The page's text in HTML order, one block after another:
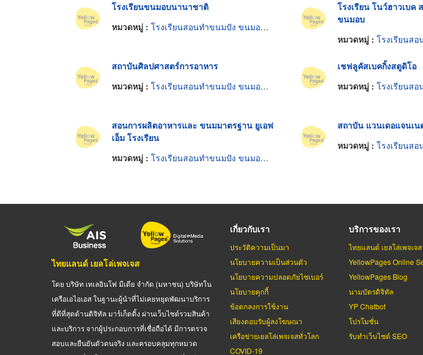
โรงเรียนขนมอบนานาชาติ
หมวดหมู่ : โรงเรียนสอนทำขนมปัง ขนมอบและเค้ก
โรงเรียน โนว์ฮาวเบค
ขนมอบ
หมวดหมู่ : โรงเรียนสอนท
สถาบันศิลปศาสตร์การอาหาร
หมวดหมู่ : โรงเรียนสอนทำขนมปัง ขนมอบและเค้ก
เชฟลูคัสเบคกิ้งสตูดิโอ
หมวดหมู่ : โรงเรียนสอนท
สอนการผลิตอาหารและ ขนมมาตรฐาน ยูเอฟ
เอ็ม โรงเรียน
หมวดหมู่ : โรงเรียนสอนทำขนมปัง ขนมอบและเค้ก
สถาบัน แวนเดอแจนเน
หมวดหมู่ : โรงเรียนสอนท
ไทยแลนด์ เยลโล่เพจเจส
โดย บริษัท เทเลอินโฟ มีเดีย จำกัด (มหาชน) บริษัทใน
เครือเอไอเอส ในฐานะผู้นำที่ไม่เคยหยุดพัฒนาบริการ
ที่ดีที่สุดด้านดิจิทัล มาร์เก็ตติ้ง ผ่านเว็บไซต์รวมสินค้า
และบริการ จากผู้ประกอบการที่เชื่อถือได้ มีการตรวจ
สอบและยืนยันตัวตนจริง และครอบคลุมทุกหมวด
เกี่ยวกับเรา
ประวัติความเป็นมา
นโยบายความเป็นส่วนตัว
นโยบายความปลอดภัยไซเบอร์
นโยบายคุกกี้
ข้อตกลงการใช้งาน
เสียงตอบรับผู้ลงโฆษณา
เครือข่ายเยลโล่เพจเจสทั่วโลก
COVID-19
บริการของเรา
ไทยแลนด์ เยลโล่เพจเจส
YellowPages Online
YellowPages Blog
นามบัตรดิจิทัล
YP Chatbot
โปรโมชั่น
รับทำเว็บไซต์ SEO